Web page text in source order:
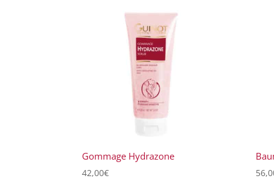
plus
récent
au
plus
Gommage Hydrazone
42,00€